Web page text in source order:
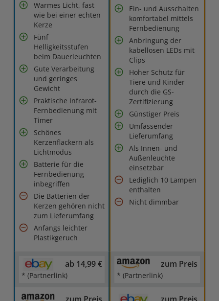
Warmes Licht, fast
wie bei einer echten
Kerze
Fünf
Helligkeitsstufen
beim Dauerleuchten
Gute Verarbeitung
und geringes
Gewicht
Praktische Infrarot-
Fernbedienung mit
Timer
Schönes
Kerzenflackern als
Lichtmodus
Batterie für die
Fernbedienung
inbegriffen
Die Batterien der
Kerzen gehören nicht
zum Lieferumfang
Anfangs leichter
Plastikgeruch
Ein- und Ausschalten
komfortabel mittels
Fernbedienung
Anbringung der
kabellosen LEDs mit
Clips
Hoher Schutz für
Tiere und Kinder
durch die GS-
Zertifizierung
Günstiger Preis
Umfassender
Lieferumfang
Als Innen- und
Außenleuchte
einsetzbar
Lediglich 10 Lampen
enthalten
Nicht dimmbar
ab 14,99 €
* (Partnerlink)
zum Preis
* (Partnerlink)